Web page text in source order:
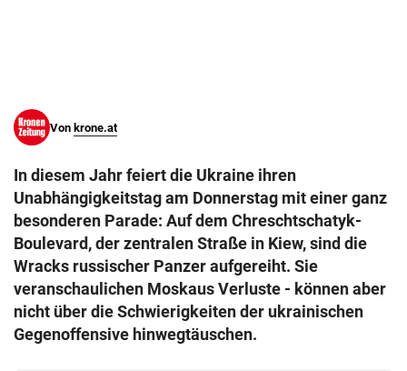
Von krone.at
In diesem Jahr feiert die Ukraine ihren
Unabhängigkeitstag am Donnerstag mit einer ganz
besonderen Parade: Auf dem Chreschtschatyk-
Boulevard, der zentralen Straße in Kiew, sind die
Wracks russischer Panzer aufgereiht. Sie
veranschaulichen Moskaus Verluste - können aber
nicht über die Schwierigkeiten der ukrainischen
Gegenoffensive hinwegtäuschen.